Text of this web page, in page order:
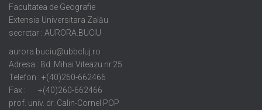
Facultatea de Geografie
Extensia Universitara Zalău
secretar : AURORA.BUCIU
aurora.buciu@ubbcluj.ro
Adresa : Bd. Mihai Viteazu nr.25
Telefon : +(40)260-662466
Fax : +(40)260-662466
prof. univ. dr. Calin-Cornel POP